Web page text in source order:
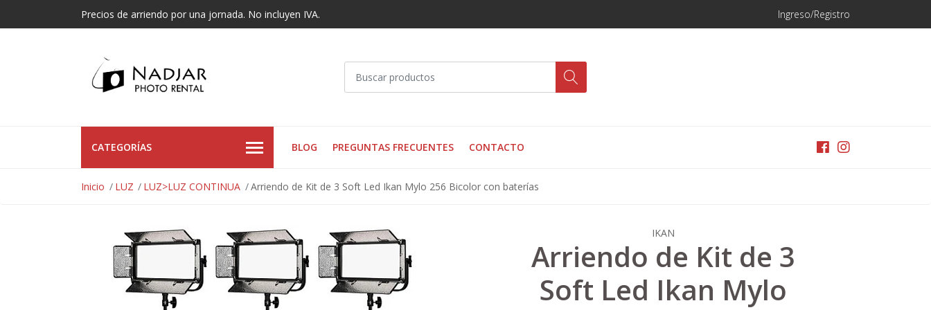
Precios de arriendo por una jornada. No incluyen IVA. Ingreso/Registro
CATEGORÍAS BLOG PREGUNTAS FRECUENTES CONTACTO
Inicio LUZ LUZ>LUZ CONTINUA Arriendo de Kit de 3 Soft Led Ikan Mylo 256 Bicolor con baterías
IKAN
Arriendo de Kit de 3
Soft Led Ikan Mylo